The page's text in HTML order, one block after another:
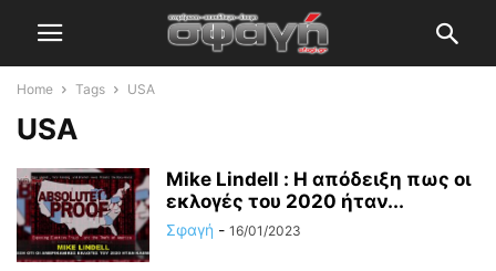
Home Tags USA
USA
Mike Lindell : Η απόδειξη πως οι
εκλογές του 2020 ήταν...
Σφαγή - 16/01/2023